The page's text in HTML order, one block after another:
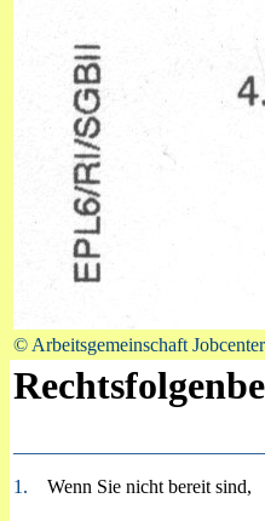
© Arbeitsgemeinschaft
1. Wenn Sie nicht bereit sind,